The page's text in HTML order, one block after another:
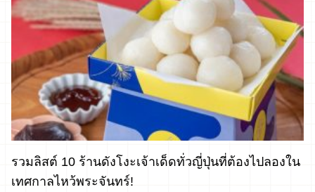
รวมลิสต์ 10 ร้านดังโงะเจ้าเด็ดทั่วญี่ปุ่นที่ต้องไปลองใน
เทศกาลไหว้พระจันทร์!